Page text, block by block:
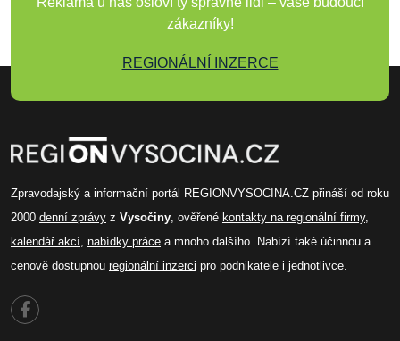
zákazníky!
REGIONÁLNÍ INZERCE
Zpravodajský a informační portál REGIONVYSOCINA.CZ přináší od roku
2000 denní zprávy z Vysočiny , ověřené kontakty na regionální firmy,
kalendář akcí nabídky práce a mnoho dalšího. Nabízí také účinnou a
cenově dostupnou regionální inzerci pro podnikatele i jednotlivce.